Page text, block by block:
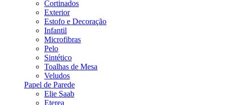
Cortinados
Exterior
Estofo e Decoração
Infantil
Microfibras
Pelo
Sintético
Toalhas de Mesa
Veludos
Papel de Parede
Elie Saab
Eterea